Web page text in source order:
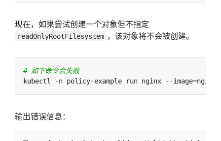
现在，如果尝试创建一个对象但不指定
readOnlyRootFilesystem ，该对象将不会被创建。
# 如下命令会失败
kubectl -n policy-example run nginx --image=
输出错误信息：